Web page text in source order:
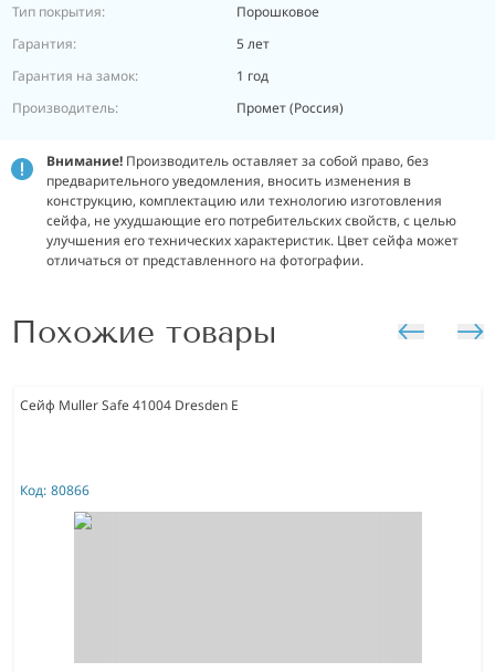
Тип покрытия:
Порошковое
Гарантия:
5 лет
Гарантия на замок:
1 год
Производитель:
Промет (Россия)
Внимание! Производитель оставляет за собой право, без
предварительного уведомления, вносить изменения в
конструкцию, комплектацию или технологию изготовления
сейфа, не ухудшающие его потребительских свойств, с целью
улучшения его технических характеристик. Цвет сейфа может
отличаться от представленного на фотографии.
Похожие товары
Сейф Muller Safe 41004 Dresden E
Код: 80866